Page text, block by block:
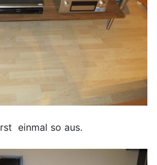
einmal so aus.